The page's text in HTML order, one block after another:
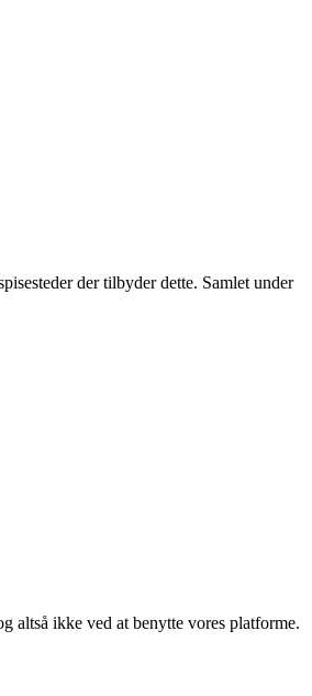
der tilbyder dette. Samlet under
altså ikke ved at benytte vores platforme.